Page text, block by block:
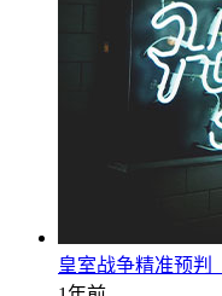
皇室战争精准预判